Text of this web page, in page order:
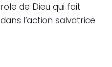
de Dieu qui fait
l’action salvatrice